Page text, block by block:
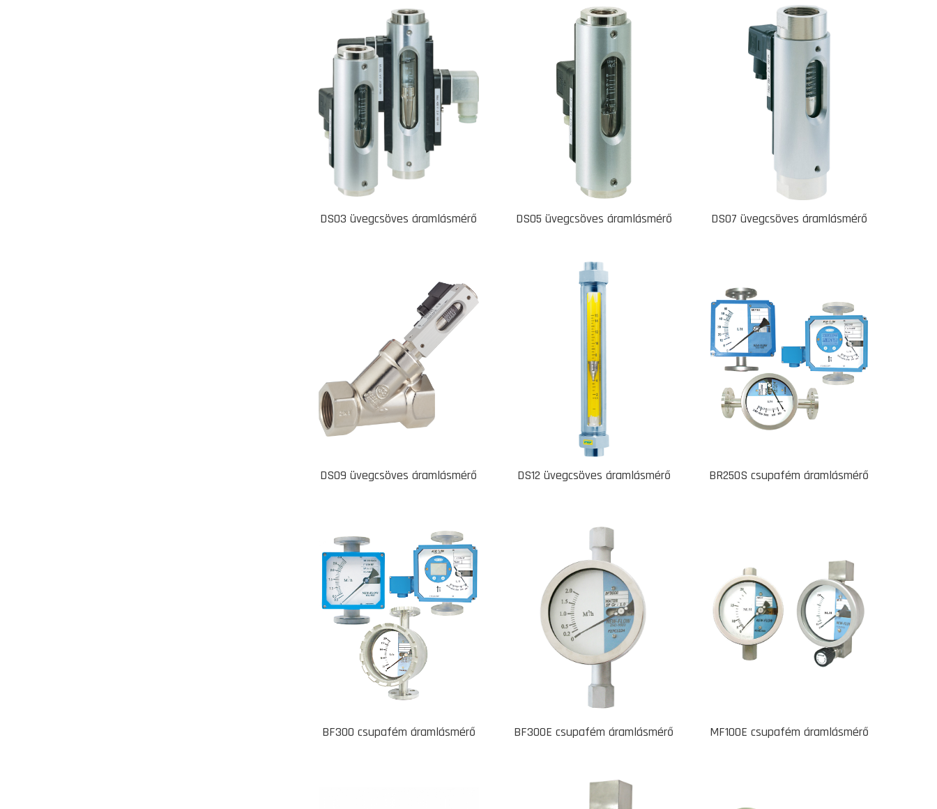
DS03 üvegcsöves áramlásmérő DS05 üvegcsöves áramlásmérő DS07 üvegcsöves áramlásmérő
DS09 üvegcsöves áramlásmérő DS12 üvegcsöves áramlásmérő BR250S csupafém áramlásmérő
BF300 csupafém áramlásmérő BF300E csupafém áramlásmérő MF100E csupafém áramlásmérő